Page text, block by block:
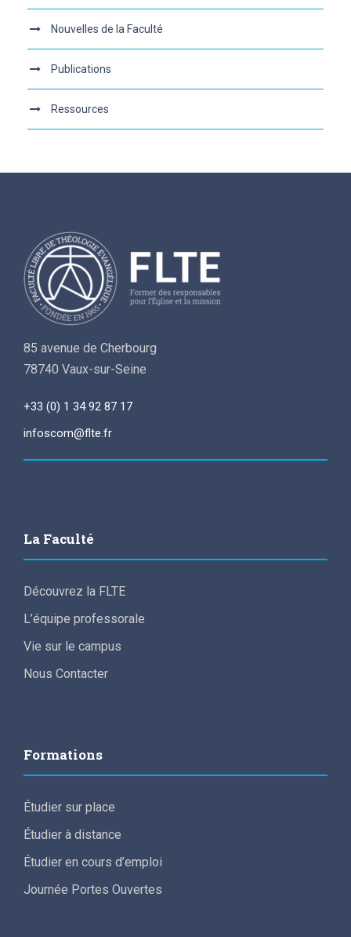
Nouvelles de la Faculté
Publications
Ressources
85 avenue de Cherbourg
78740 Vaux-sur-Seine
+33 (0) 1 34 92 87 17
infoscom@flte.fr
La Faculté
Découvrez la FLTE
L’équipe professorale
Vie sur le campus
Nous Contacter
Formations
Étudier sur place
Étudier à distance
Étudier en cours d’emploi
Journée Portes Ouvertes